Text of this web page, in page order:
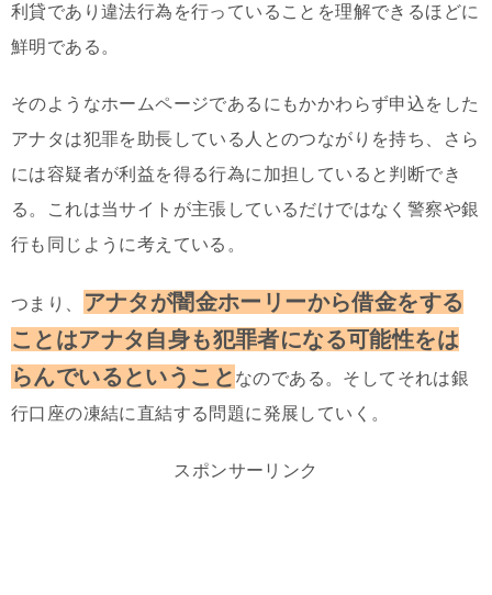
利貸であり違法行為を行っていることを理解できるほどに
鮮明である。
そのようなホームページであるにもかかわらず申込をした
アナタは犯罪を助長している人とのつながりを持ち、さら
には容疑者が利益を得る行為に加担していると判断でき
る。これは当サイトが主張しているだけではなく警察や銀
行も同じように考えている。
つまり、
アナタが闇金ホーリーから借金をする
ことはアナタ自身も犯罪者になる可能性をは
らんでいるということ なのである。そしてそれは銀
行口座の凍結に直結する問題に発展していく。
スポンサーリンク